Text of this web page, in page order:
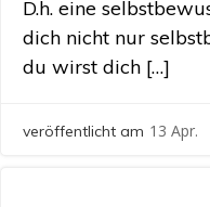
D.h. eine
dich nicht nur
du wirst dich […]
veröffentlicht am 13 Apr.